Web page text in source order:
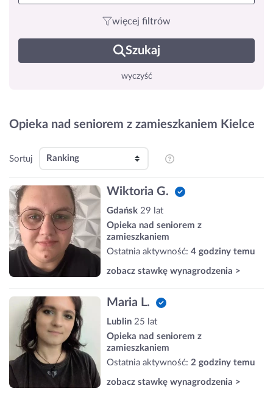
więcej filtrów
Szukaj
wyczyść
Opieka nad seniorem z zamieszkaniem Kielce
Sortuj
Wiktoria G.
Gdańsk 29 lat
Opieka nad seniorem z
zamieszkaniem
Ostatnia aktywność: 4 godziny temu
zobacz stawkę wynagrodzenia >
Maria L.
Lublin 25 lat
Opieka nad seniorem z
zamieszkaniem
Ostatnia aktywność: 2 godziny temu
zobacz stawkę wynagrodzenia >